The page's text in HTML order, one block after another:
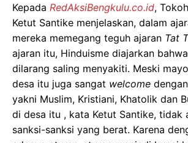
Kepada RedAksiBengkulu.co.id,
Ketut Santike menjelaskan, dalam
mereka memegang teguh ajaran Tat
ajaran itu, Hinduisme diajarkan
dilarang saling menyakiti. Meski
desa itu juga sangat welcome
yakni Muslim, Kristiani, Khatolik dan
di desa itu , kata Ketut Santike, tidak
sanksi-sanksi yang berat. Karena